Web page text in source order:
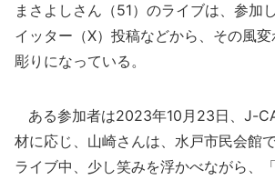
まさよしさん（51）のライブは、参加
イッター（X）投稿などから、その風
彫りになっている。
ある参加者は2023年10月23日、J-
材に応じ、山崎さんは、水戸市民会館
ライブ中、少し笑みを浮かべながら、